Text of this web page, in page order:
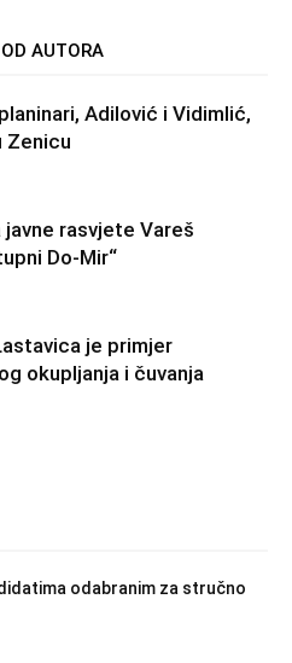
AUTORA
Adilović i Vidimlić,
Zenicu
javne rasvjete Vareš
Do-Mir“
je primjer
okupljanja i čuvanja
odabranim za stručno